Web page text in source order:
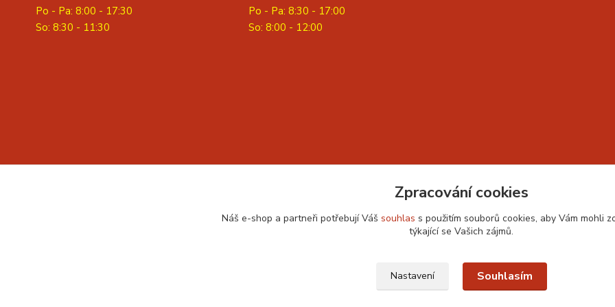
Po - Pa: 8:00 - 17:30
So: 8:30 - 11:30
Po - Pa: 8:30 - 17:00
So: 8:00 - 12:00
Zpracování cookies
Náš e-shop a partneři potřebují Váš souhlas s použitím souborů cookies, aby Vám mohli
týkající se Vašich zájmů.
Nastavení Souhlasím